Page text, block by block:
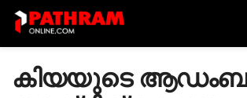
കിയയുടെ